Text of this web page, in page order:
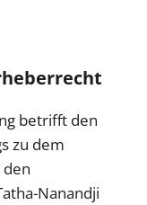
betrifft den
zu dem
Nanandji